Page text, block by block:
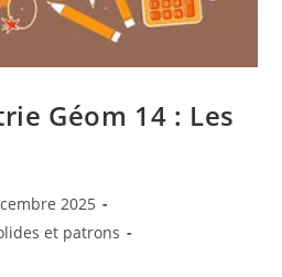
Géom 14 : Les
2025
et patrons